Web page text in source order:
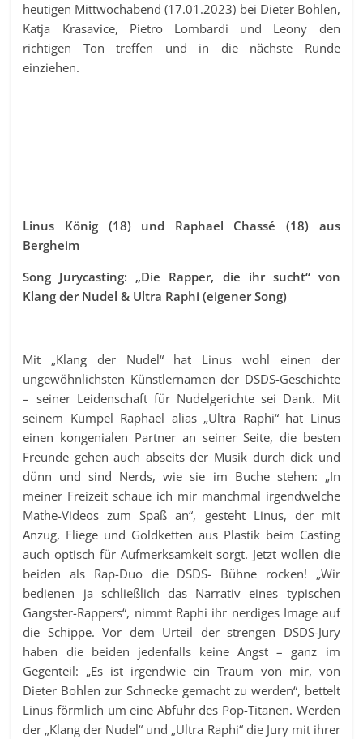
heutigen Mittwochabend (17.01.2023) bei Dieter Bohlen,
Katja Krasavice, Pietro Lombardi und Leony den
richtigen Ton treffen und in die nächste Runde
einziehen.
Linus König (18) und Raphael Chassé (18) aus
Bergheim
Song Jurycasting: „Die Rapper, die ihr sucht“ von
Klang der Nudel & Ultra Raphi (eigener Song)
Mit „Klang der Nudel“ hat Linus wohl einen der
ungewöhnlichsten Künstlernamen der DSDS-Geschichte
– seiner Leidenschaft für Nudelgerichte sei Dank. Mit
seinem Kumpel Raphael alias „Ultra Raphi“ hat Linus
einen kongenialen Partner an seiner Seite, die besten
Freunde gehen auch abseits der Musik durch dick und
dünn und sind Nerds, wie sie im Buche stehen: „In
meiner Freizeit schaue ich mir manchmal irgendwelche
Mathe-Videos zum Spaß an“, gesteht Linus, der mit
Anzug, Fliege und Goldketten aus Plastik beim Casting
auch optisch für Aufmerksamkeit sorgt. Jetzt wollen die
beiden als Rap-Duo die DSDS- Bühne rocken! „Wir
bedienen ja schließlich das Narrativ eines typischen
Gangster-Rappers“, nimmt Raphi ihr nerdiges Image auf
die Schippe. Vor dem Urteil der strengen DSDS-Jury
haben die beiden jedenfalls keine Angst – ganz im
Gegenteil: „Es ist irgendwie ein Traum von mir, von
Dieter Bohlen zur Schnecke gemacht zu werden“, bettelt
Linus förmlich um eine Abfuhr des Pop-Titanen. Werden
der „Klang der Nudel“ und „Ultra Raphi“ die Jury mit ihrer